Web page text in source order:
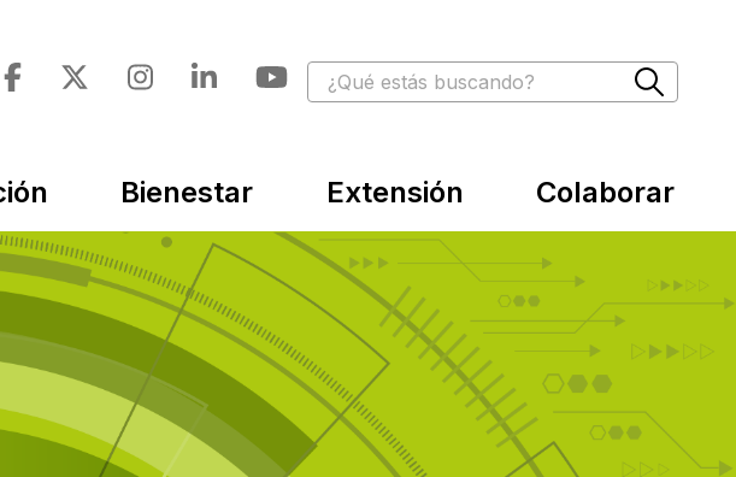
Bienestar Extensión Colaborar